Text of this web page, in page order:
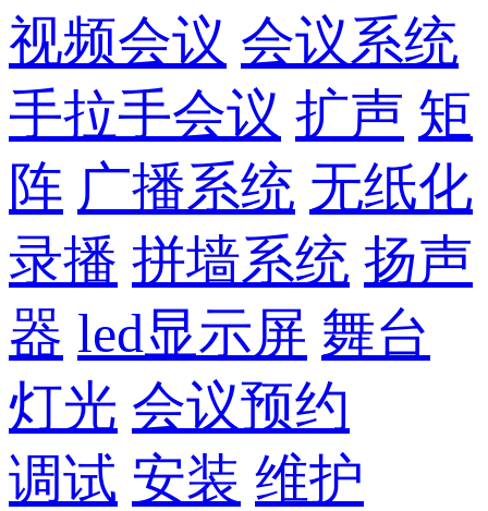
视频会议 会议系统
手拉手会议 扩声 矩
阵 广播系统 无纸化
录播 拼墙系统 扬声
器 led显示屏 舞台
灯光 会议预约
调试 安装 维护